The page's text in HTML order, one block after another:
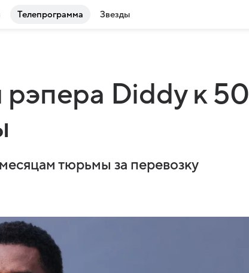
Телепрограмма Звезды
Diddy к 50
тюрьмы за перевозку